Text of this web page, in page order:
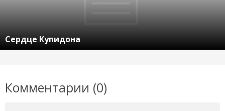
Сердце Купидона
Комментарии (0)